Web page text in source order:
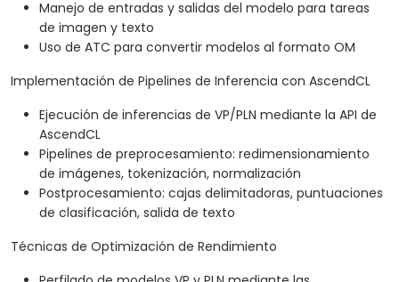
Manejo de entradas y salidas del modelo para tareas
de imagen y texto
Uso de ATC para convertir modelos al formato OM
Implementación de Pipelines de Inferencia con AscendCL
Ejecución de inferencias de VP/PLN mediante la API de
AscendCL
Pipelines de preprocesamiento: redimensionamiento
de imágenes, tokenización, normalización
Postprocesamiento: cajas delimitadoras, puntuaciones
de clasificación, salida de texto
Técnicas de Optimización de Rendimiento